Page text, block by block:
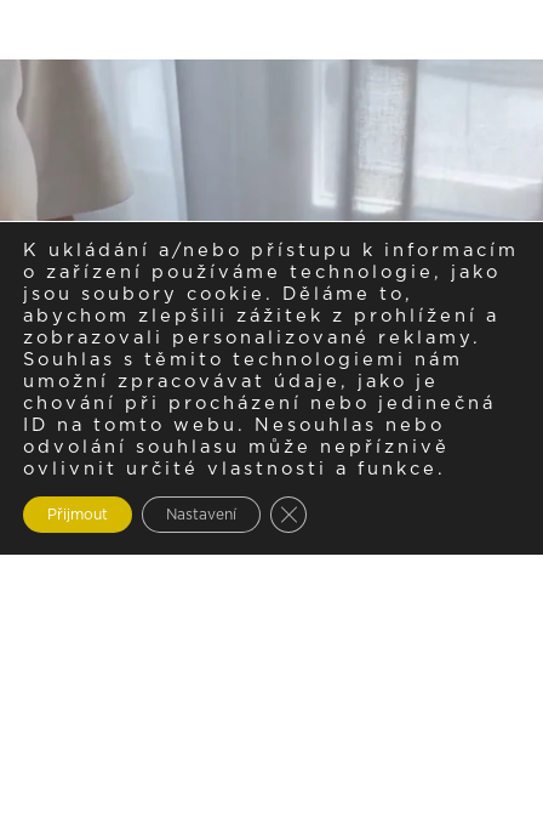
K ukládání a/nebo přístupu k informacím
o zařízení používáme technologie, jako
jsou soubory cookie. Děláme to,
abychom zlepšili zážitek z prohlížení a
zobrazovali personalizované reklamy.
Souhlas s těmito technologiemi nám
umožní zpracovávat údaje, jako je
chování při procházení nebo jedinečná
ID na tomto webu. Nesouhlas nebo
odvolání souhlasu může nepříznivě
ovlivnit určité vlastnosti a funkce.
Přijmout Nastavení Zavřít cookie lištu GDPR